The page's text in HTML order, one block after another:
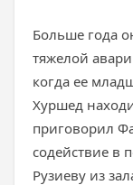
Больше года
тяжелой
когда ее
Хуршед
приговорил
содействие в
Рузиеву из